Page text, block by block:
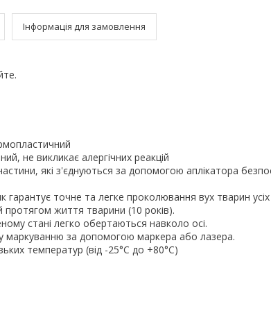
Інформація для замовлення
не викликає алергічних реакцій
які з'єднуються за допомогою аплікатора
гарантує точне та легке проколювання вух тварин усіх
протягом життя тварини (10 років).
стані легко обертаються навколо осі.
маркуванню за допомогою маркера або лазера.
температур (від -25°С до +80°С)